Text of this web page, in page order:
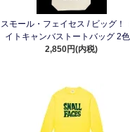
スモール・フェイセス / ビッグ！
イトキャンバストートバッグ 2色
2,850円(内税)